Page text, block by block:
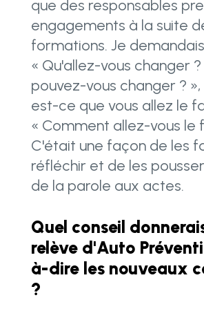
que des responsables
engagements à la suite
formations. Je
« Qu'allez-vous changer ?
pouvez-vous changer ? »,
est-ce que vous allez le
« Comment allez-vous le
C'était une façon de les
réfléchir et de les
de la parole aux actes.
Quel conseil
relève d'Auto
à-dire les nouveaux
?